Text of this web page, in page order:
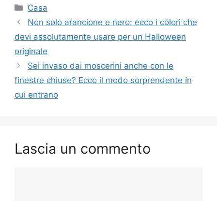
Categorie
Casa
Non solo arancione e nero: ecco i colori che
devi assolutamente usare per un Halloween
originale
Sei invaso dai moscerini anche con le
finestre chiuse? Ecco il modo sorprendente in
cui entrano
Lascia un commento